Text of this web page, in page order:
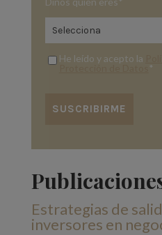
He leído y acepto la
*
Estrategias de
inversores en